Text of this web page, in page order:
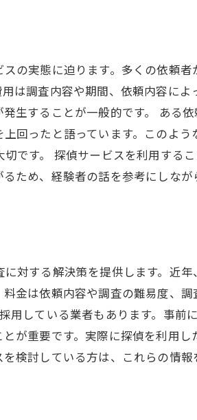
の実態に迫ります。多くの依頼
は調査内容や期間、依頼内容に
生することが一般的です。 ある
回ったと語っています。このよ
です。 探偵サービスを利用する
ため、経験者の話を参考にしなが
対する解決策を提供します。近
金は依頼内容や調査の難易度、
している業者もあります。事前
が重要です。実際に探偵を利用
検討している方は、これらの情報